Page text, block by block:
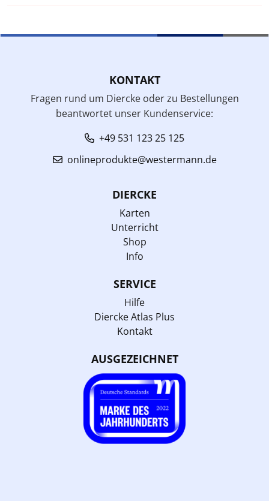
KONTAKT
Fragen rund um Diercke oder zu Bestellungen
beantwortet unser Kundenservice:
+49 531 123 25 125
onlineprodukte@westermann.de
DIERCKE
Karten
Unterricht
Shop
Info
SERVICE
Hilfe
Diercke Atlas Plus
Kontakt
AUSGEZEICHNET